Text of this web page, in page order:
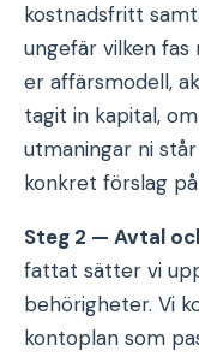
kostnadsfritt
ungefär vilken fas
er affärsmodell,
tagit in kapital,
utmaningar ni
konkret förslag
Steg 2 — Avtal
fattat sätter vi
behörigheter. Vi
kontoplan som